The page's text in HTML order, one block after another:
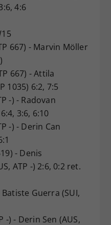
4:6
667) - Marvin Möller
667) - Attila
1035) 6:2, 7:5
-) - Radovan
3:6, 6:10
-) - Derin Can
- Denis
ATP -) 2:6, 0:2 ret.
Batiste Guerra (SUI,
-) - Derin Sen (AUS,